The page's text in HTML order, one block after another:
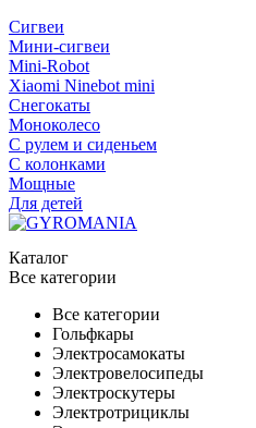
Сигвеи
Мини-сигвеи
Mini-Robot
Xiaomi Ninebot mini
Снегокаты
Моноколесо
С рулем и сиденьем
С колонками
Мощные
Для детей
Каталог
Все категории
Все категории
Гольфкары
Электросамокаты
Электровелосипеды
Электроскутеры
Электротрициклы